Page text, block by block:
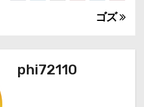
ゴズ
phi72110